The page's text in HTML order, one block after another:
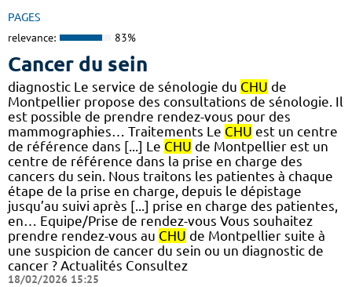
PAGES
relevance: 83%
Cancer du sein
diagnostic Le service de sénologie du CHU de
Montpellier propose des consultations de sénologie. Il
est possible de prendre rendez-vous pour des
mammographies… Traitements Le CHU est un centre
de référence dans [...] Le CHU de Montpellier est un
centre de référence dans la prise en charge des
cancers du sein. Nous traitons les patientes à chaque
étape de la prise en charge, depuis le dépistage
jusqu’au suivi après [...] prise en charge des patientes,
en… Equipe/Prise de rendez-vous Vous souhaitez
prendre rendez-vous au CHU de Montpellier suite à
une suspicion de cancer du sein ou un diagnostic de
cancer ? Actualités Consultez
18/02/2026 15:25